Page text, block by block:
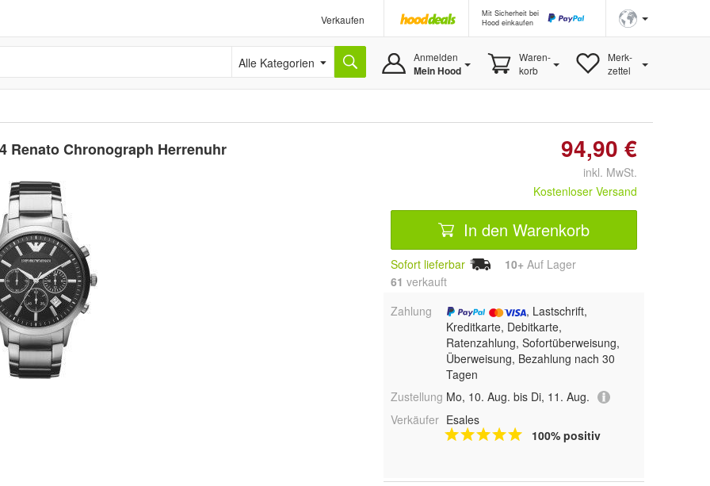
Verkaufen
Mit Sicherheit bei
Hood einkaufen
Alle Kategorien Anmelden
Mein Hood
Waren-
korb
Merk-
zettel
Renato Chronograph Herrenuhr 94,90 €
inkl. MwSt.
Kostenloser Versand
In den Warenkorb
Sofort lieferbar 10+ Auf Lager
61 verkauft
Zahlung
, Lastschrift,
Kreditkarte, Debitkarte,
Ratenzahlung, Sofortüberweisung,
Überweisung, Bezahlung nach 30
Tagen
Zustellung Mo, 10. Aug. bis Di, 11. Aug.
Verkäufer Esales
100% positiv